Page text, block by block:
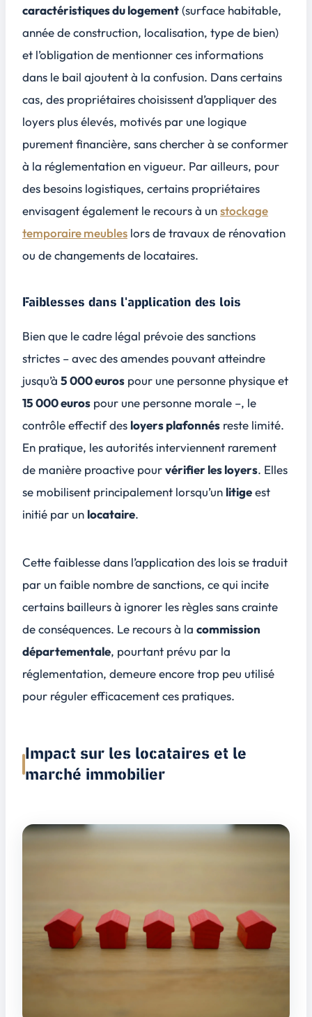
caractéristiques du logement(surface habitable,
année de construction, localisation, type de bien)
et l’obligation de mentionner ces informations
dans le bail ajoutent à la confusion. Dans certains
cas, des propriétaires choisissent d’appliquer des
loyers plus élevés, motivés par une logique
purement financière, sans chercher à se conformer
à la réglementation en vigueur. Par ailleurs, pour
des besoins logistiques, certains propriétaires
envisagent également le recours à unstockage
temporaire meubles lors de travaux de rénovation
ou de changements de locataires.
Faiblesses dans l'application des lois
Bien que le cadre légal prévoie des sanctions
strictes – avec des amendes pouvant atteindre
jusqu’à 5 000 euros pour une personne physique et
15 000 euros pour une personne morale –, le
contrôle effectif des loyers plafonnés reste limité.
En pratique, les autorités interviennent rarement
de manière proactive pourvérifier les loyers. Elles
se mobilisent principalement lorsqu’un litigeest
initié par un locataire.
Cette faiblesse dans l’application des lois se traduit
par un faible nombre de sanctions, ce qui incite
certains bailleurs à ignorer les règles sans crainte
de conséquences. Le recours à la commission
départementale, pourtant prévu par la
réglementation, demeure encore trop peu utilisé
pour réguler efficacement ces pratiques.
Impact sur les locataires et le
marché immobilier